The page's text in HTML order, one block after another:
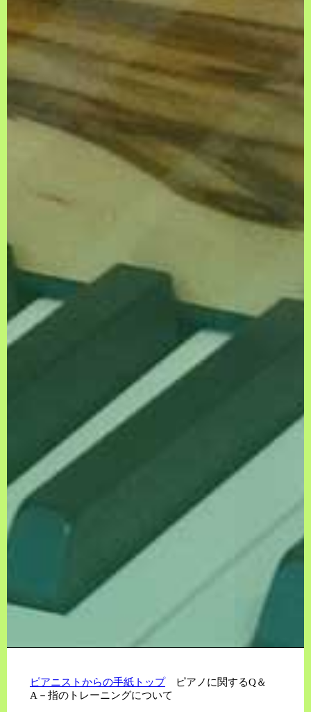
ピアニストからの手紙トップピアノに関するQ＆
A－指のトレーニングについて